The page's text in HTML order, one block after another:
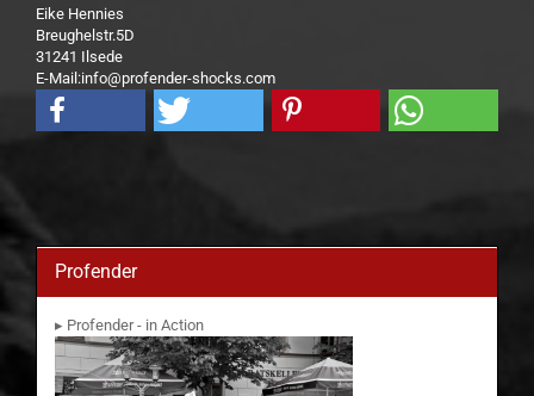
Eike Hennies
Breughelstr.5D
31241 Ilsede
E-Mail:info@profender-shocks.com
Profender
▸ Profender - in Action